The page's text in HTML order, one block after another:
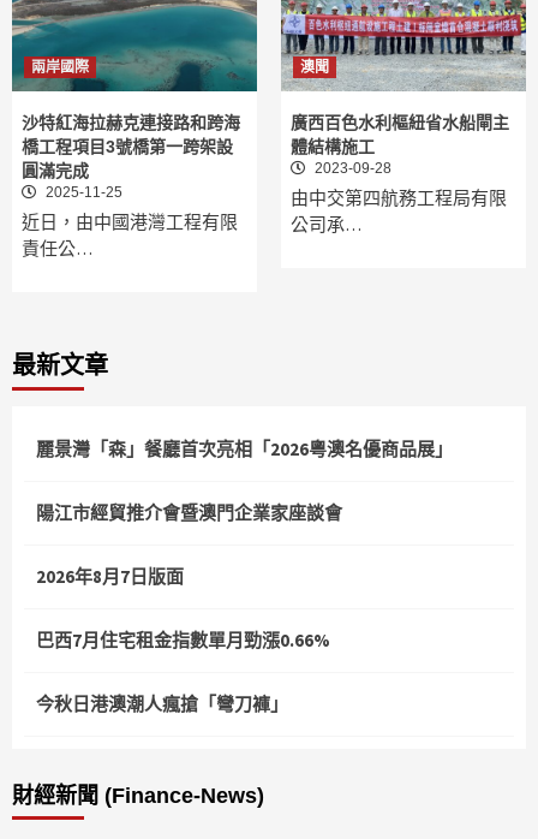
兩岸國際
沙特紅海拉赫克連接路和跨海
橋工程項目3號橋第一跨架設
圓滿完成
2025-11-25
近日，由中國港灣工程有限
責任公…
澳聞
廣西百色水利樞紐省水船閘主
體結構施工
2023-09-28
由中交第四航務工程局有限
公司承…
最新文章
麗景灣「森」餐廳首次亮相「2026粵澳名優商品展」
陽江市經貿推介會暨澳門企業家座談會
2026年8月7日版面
巴西7月住宅租金指數單月勁漲0.66%
今秋日港澳潮人瘋搶「彎刀褲」
財經新聞 (Finance-News)